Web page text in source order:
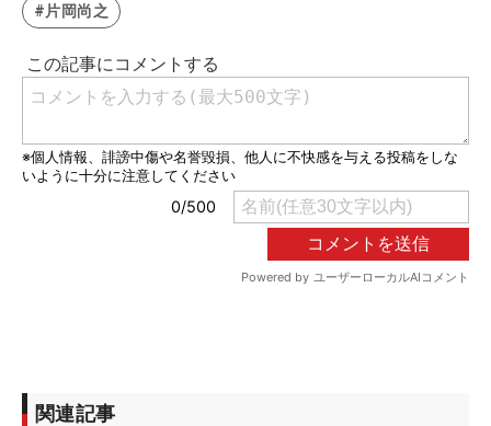
#片岡尚之
関連記事